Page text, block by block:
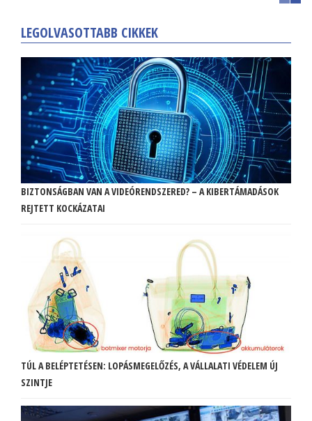
LEGOLVASOTTABB CIKKEK
BIZTONSÁGBAN VAN A VIDEÓRENDSZERED? – A KIBERTÁMADÁSOK
REJTETT KOCKÁZATAI
TÚL A BELÉPTETÉSEN: LOPÁSMEGELŐZÉS, A VÁLLALATI VÉDELEM ÚJ
SZINTJE